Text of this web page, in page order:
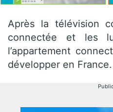
Après la télévision
connectée et les
l’appartement
développer en France.